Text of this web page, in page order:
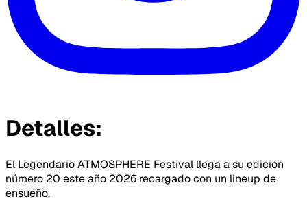
Detalles:
El Legendario ATMOSPHERE Festival llega a su edición
número 20 este año 2026 recargado con un lineup de
ensueño.